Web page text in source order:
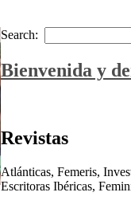
Search:
Bienvenida y
Revistas
Atlánticas, Femeris,
Escritoras Ibéricas,